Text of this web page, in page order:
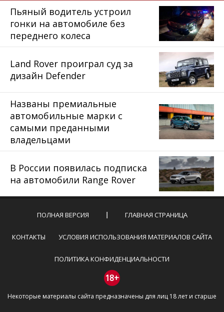
Пьяный водитель устроил
гонки на автомобиле без
переднего колеса
Land Rover проиграл суд за
дизайн Defender
Названы премиальные
автомобильные марки с
самыми преданными
владельцами
В России появилась подписка
на автомобили Range Rover
ПОЛНАЯ ВЕРСИЯ ГЛАВНАЯ СТРАНИЦА
КОНТАКТЫ УСЛОВИЯ ИСПОЛЬЗОВАНИЯ МАТЕРИАЛОВ САЙТА
ПОЛИТИКА КОНФИДЕНЦИАЛЬНОСТИ
18+
Некоторые материалы сайта предназначены для лиц 18 лет и старше